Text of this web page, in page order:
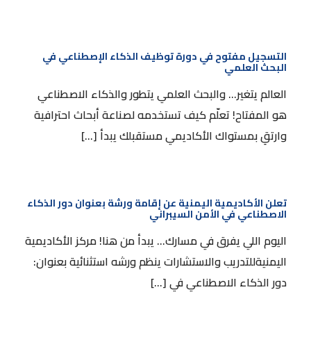
التسجيل مفتوح في دورة توظيف الذكاء الإصطناعي
التسجيل مفتوح في دورة توظيف الذكاء الإصطناعي في
البحث العلمي
العالم يتغير… والبحث العلمي يتطور والذكاء الاصطناعي
هو المفتاح! تعلّم كيف تستخدمه لصناعة أبحاث احترافية
وارتقِ بمستواك الأكاديمي مستقبلك يبدأ […]
تعلن الأكاديمية اليمنية عن إقامة ورشة بعنوان دور
الذكاء الاصطناعي في الأمن السيبراني
تعلن الأكاديمية اليمنية عن إقامة ورشة بعنوان دور الذكاء
الاصطناعي في الأمن السيبراني
اليوم اللي يفرق في مسارك… يبدأ من هنا! مركز الأكاديمية
اليمنيةللتدريب والاستشارات ينظم ورشه استثنائية بعنوان:
دور الذكاء الاصطناعي في […]